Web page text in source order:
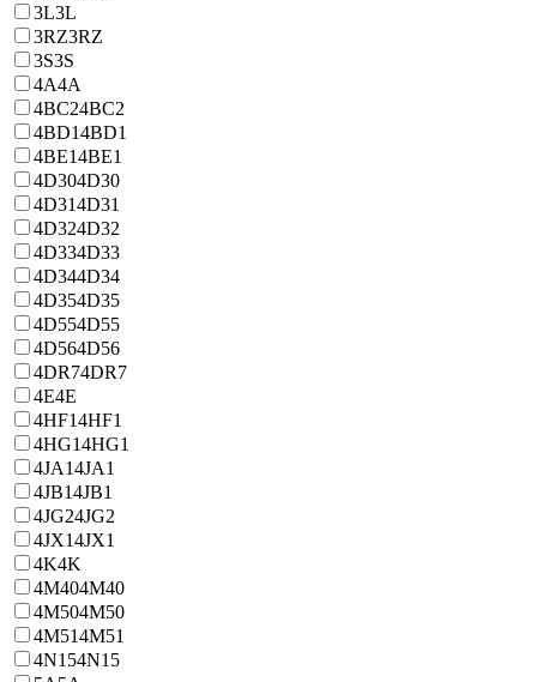
3L3L
3RZ3RZ
3S3S
4A4A
4BC24BC2
4BD14BD1
4BE14BE1
4D304D30
4D314D31
4D324D32
4D334D33
4D344D34
4D354D35
4D554D55
4D564D56
4DR74DR7
4E4E
4HF14HF1
4HG14HG1
4JA14JA1
4JB14JB1
4JG24JG2
4JX14JX1
4K4K
4M404M40
4M504M50
4M514M51
4N154N15